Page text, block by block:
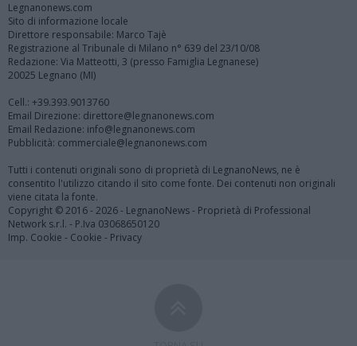
Legnanonews.com
Sito di informazione locale
Direttore responsabile: Marco Tajè
Registrazione al Tribunale di Milano n° 639 del 23/10/08
Redazione: Via Matteotti, 3 (presso Famiglia Legnanese)
20025 Legnano (MI)
Cell.: +39.393.9013760
Email Direzione: direttore@legnanonews.com
Email Redazione: info@legnanonews.com
Pubblicità: commerciale@legnanonews.com
Tutti i contenuti originali sono di proprietà di LegnanoNews, ne è
consentito l'utilizzo citando il sito come fonte. Dei contenuti non originali
viene citata la fonte.
Copyright © 2016 - 2026 - LegnanoNews - Proprietà di Professional
Network s.r.l. - P.Iva 03068650120
Imp. Cookie - Cookie - Privacy